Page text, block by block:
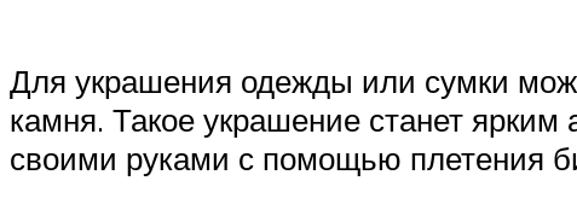
Для украшения одежды или сумки
камня. Такое украшение станет
своими руками с помощью плетения